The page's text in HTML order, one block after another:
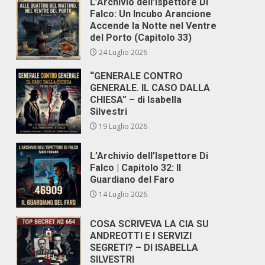
Falco: Un Incubo Arancione
Accende la Notte nel Ventre
del Porto (Capitolo 33)
24 Luglio 2026
“GENERALE CONTRO
GENERALE. IL CASO DALLA
CHIESA” – di Isabella
Silvestri
19 Luglio 2026
L’Archivio dell’Ispettore Di
Falco | Capitolo 32: Il
Guardiano del Faro
14 Luglio 2026
COSA SCRIVEVA LA CIA SU
ANDREOTTI E I SERVIZI
SEGRETI? – DI ISABELLA
SILVESTRI